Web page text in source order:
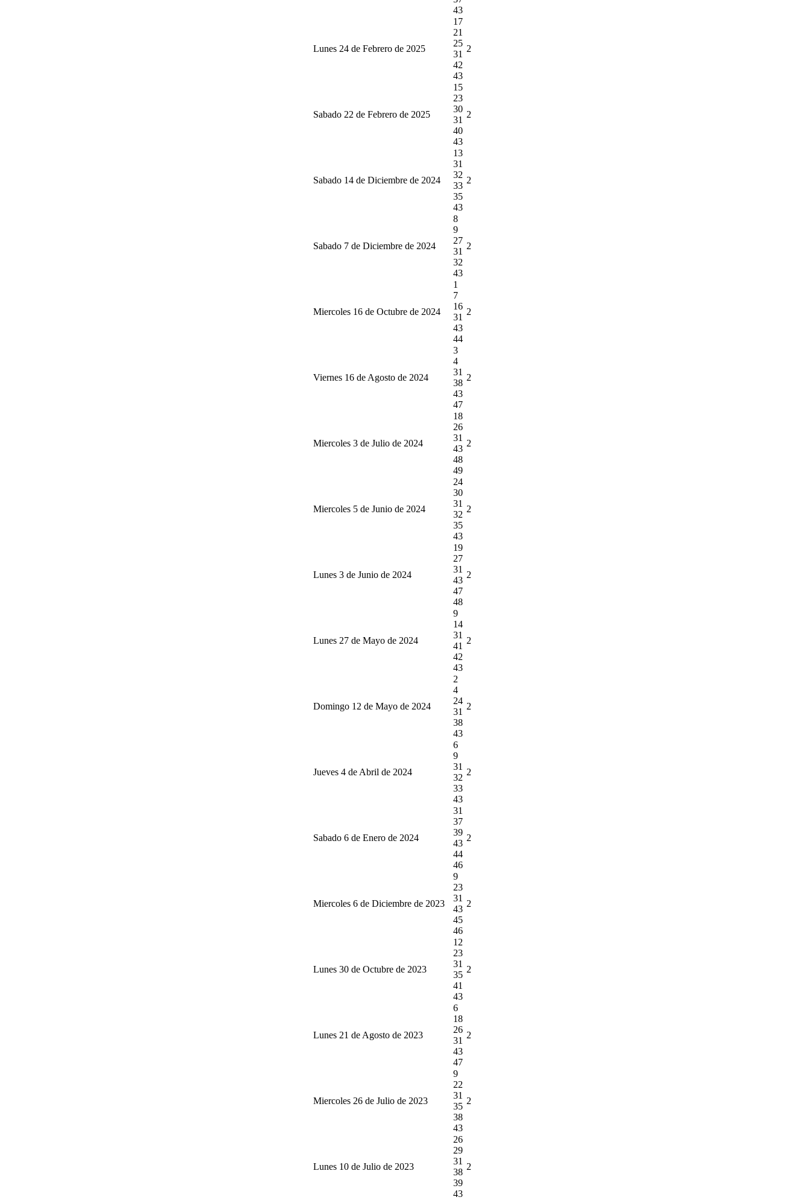
43
Lunes 24 de Febrero de 2025
17
21
25
31
42
43
2
Sabado 22 de Febrero de 2025
15
23
30
31
40
43
2
Sabado 14 de Diciembre de 2024
13
31
32
33
35
43
2
Sabado 7 de Diciembre de 2024
8
9
27
31
32
43
2
Miercoles 16 de Octubre de 2024
1
7
16
31
43
44
2
Viernes 16 de Agosto de 2024
3
4
31
38
43
47
2
Miercoles 3 de Julio de 2024
18
26
31
43
48
49
2
Miercoles 5 de Junio de 2024
24
30
31
32
35
43
2
Lunes 3 de Junio de 2024
19
27
31
43
47
48
2
Lunes 27 de Mayo de 2024
9
14
31
41
42
43
2
Domingo 12 de Mayo de 2024
2
4
24
31
38
43
2
Jueves 4 de Abril de 2024
6
9
31
32
33
43
2
Sabado 6 de Enero de 2024
31
37
39
43
44
46
2
Miercoles 6 de Diciembre de 2023
9
23
31
43
45
46
2
Lunes 30 de Octubre de 2023
12
23
31
35
41
43
2
Lunes 21 de Agosto de 2023
6
18
26
31
43
47
2
Miercoles 26 de Julio de 2023
9
22
31
35
38
43
2
Lunes 10 de Julio de 2023
26
29
31
38
39
43
2